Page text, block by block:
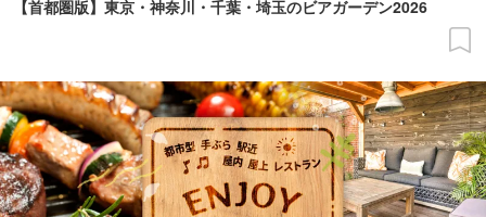
【首都圏版】東京・神奈川・千葉・埼玉のビアガーデン2026